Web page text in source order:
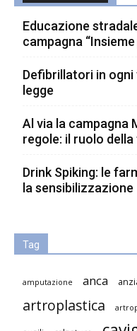
Educazione
campagna
Defibrillatori in
legge
Al via la campagna
regole: il ruolo
Drink Spiking: le
la sensibilizzazione
Tag
amputazione anca
artroplastica